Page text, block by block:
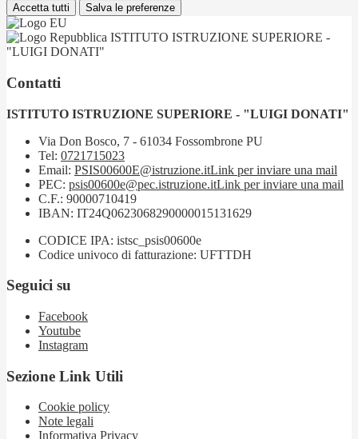
Accetta tutti Salva le preferenze
ISTITUTO ISTRUZIONE SUPERIORE -
"LUIGI DONATI"
Contatti
ISTITUTO ISTRUZIONE SUPERIORE - "LUIGI DONATI"
Via Don Bosco, 7 - 61034 Fossombrone PU
Tel: 0721715023
Email: PSIS00600E@istruzione.itLink per inviare una mail
PEC: psis00600e@pec.istruzione.itLink per inviare una mail
C.F.: 90000710419
IBAN: IT24Q0623068290000015131629
CODICE IPA: istsc_psis00600e
Codice univoco di fatturazione: UFTTDH
Seguici su
Facebook
Youtube
Instagram
Sezione Link Utili
Cookie policy
Note legali
Informativa Privacy